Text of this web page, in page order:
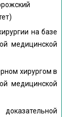
на базе
медицинской
хирургом в
медицинской